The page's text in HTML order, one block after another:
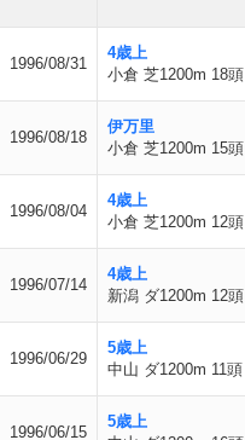
1996/08/31
4歳上
小倉 芝1200m 18頭
1996/08/18
伊万里
小倉 芝1200m 15頭
1996/08/04
4歳上
小倉 芝1200m 12頭
1996/07/14
4歳上
新潟 ダ1200m 12頭
1996/06/29
5歳上
中山 ダ1200m 11頭
1996/06/15
5歳上